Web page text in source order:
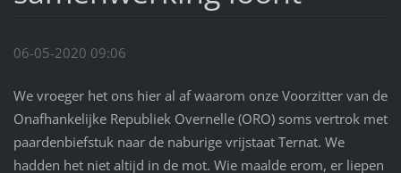
06-05-2020 09:06
We vroeger het ons hier al af waarom onze Voorzitter van de
Onafhankelijke Republiek Overnelle (ORO) soms vertrok met
paardenbiefstuk naar de naburige vrijstaat Ternat. We
hadden het niet altijd in de mot. Wie maalde erom, er liepen